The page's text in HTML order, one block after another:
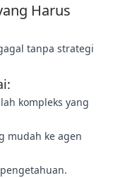
Harus
tanpa strategi
kompleks yang
mudah ke agen